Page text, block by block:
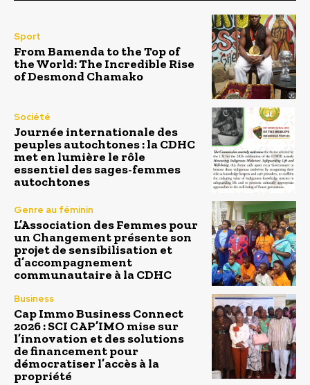
Sport
From Bamenda to the Top of
the World: The Incredible Rise
of Desmond Chamako
Société
Journée internationale des
peuples autochtones : la CDHC
met en lumière le rôle
essentiel des sages-femmes
autochtones
Genre au féminin
L’Association des Femmes pour
un Changement présente son
projet de sensibilisation et
d’accompagnement
communautaire à la CDHC
Business
Cap Immo Business Connect
2026 : SCI CAP’IMO mise sur
l’innovation et des solutions
de financement pour
démocratiser l’accès à la
propriété